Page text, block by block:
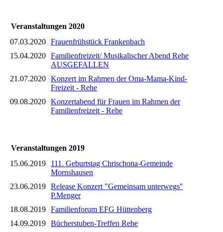
Veranstaltungen 2020
07.03.2020 Frauenfrühstück Frankenbach
15.04.2020 Familienfreizeit/ Musikalischer Abend Rehe
AUSGEFALLEN
21.07.2020 Konzert im Rahmen der Oma-Mama-Kind-
Freizeit - Rehe
09.08.2020 Konzertabend für Frauen im Rahmen der
Familienfreizeit - Rehe
Veranstaltungen 2019
15.06.2019
111. Geburtstag Chrischona-Gemeinde
Mornshausen
23.06.2019 Release Konzert "Gemeinsam unterwegs"
P.Menger
18.08.2019 Familienforum EFG Hüttenberg
14.09.2019 Bücherstuben-Treffen Rehe